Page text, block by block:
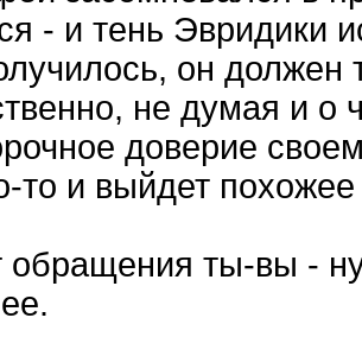
- и тень Эвридики
он
не думая и о
доверие
то и выйдет
обращения ты-вы -